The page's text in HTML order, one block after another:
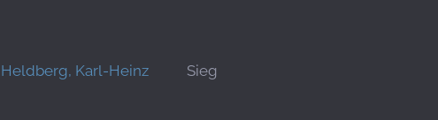
Heldberg, Karl-Heinz Sieg